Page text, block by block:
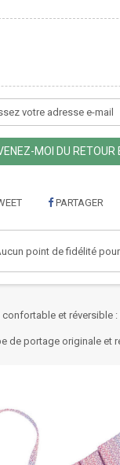
MOI DU RETOUR
PARTAGER
point de fidélité
et réversible
de portage originale et